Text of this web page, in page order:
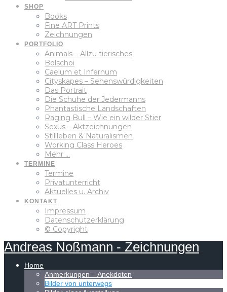
SHOP
Books
Fine ART Prints
Zeichnungen
PORTFOLIO
Animals – Allzu tierisches
Bolschoi
Caelum et Infernum
Cityskapes – Sehenswürdigkeiten
Das Portrait
Die Schuhe der Jedermanns
Phantastische Landschaften
Raging Bull – Wie ein wilder Stier
Sexus – Aktzeichnungen
Stillleben & Naturalismen
Working Class Heroes
Mehr …
TERMINE
Termine
Privatunterricht
Aktuelles u. Archiv
KONTAKT
Impressum
Datenschutzerklärung
© Copyright
Andreas Noßmann - Zeichnungen
Home
Anmerkungen – Anekdoten
Bilder von unterwegs